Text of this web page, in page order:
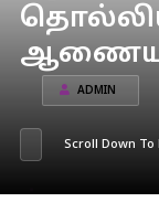
ADMIN
Scroll Down To